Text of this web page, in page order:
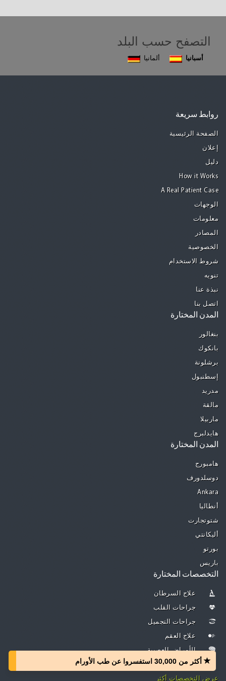
التصفح حسب البلد
أسبانيا ألمانيا
روابط سريعة
الصفحة الرئيسية
إعلان
دليل
How it Works
A Real Patient Case
الوجهات
معلومات
المصادر
الخصوصية
شروط الاستخدام
تنويه
نبذة عنا
اتصل بنا
المدن المختارة
بنغالور
بانكوك
برشلونة
إسطنبول
مدريد
مالقة
ماربيلا
هايدلبرج
المدن المختارة
هامبورج
دوسلدورف
Ankara
أنطاليا
شتوتجارت
أليكانتي
بورتو
باريس
التخصصات المختارة
علاج السرطان
جراحات القلب
جراحات التجميل
علاج العقم
الأمراض العصبية
جراحة العظام
عرض التخصصات أكثر
أكثر من 30,000 استفسروا عن طب الأورام